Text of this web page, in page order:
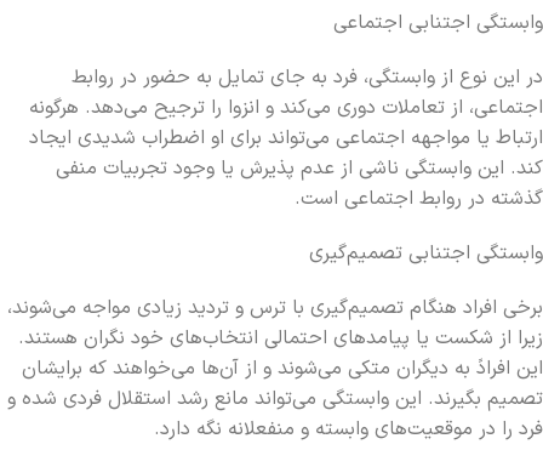
وابستگی اجتنابی اجتماعی
در این نوع از وابستگی، فرد به جای تمایل به حضور در روابط
اجتماعی، از تعاملات دوری می‌کند و انزوا را ترجیح می‌دهد. هرگونه
ارتباط یا مواجهه اجتماعی می‌تواند برای او اضطراب شدیدی ایجاد
کند. این وابستگی ناشی از عدم پذیرش یا وجود تجربیات منفی
گذشته در روابط اجتماعی است.
وابستگی اجتنابی تصمیم‌گیری
برخی افراد هنگام تصمیم‌گیری با ترس و تردید زیادی مواجه می‌شوند،
زیرا از شکست یا پیامدهای احتمالی انتخاب‌های خود نگران هستند.
این افرادً به دیگران متکی می‌شوند و از آن‌ها می‌خواهند که برایشان
تصمیم بگیرند. این وابستگی می‌تواند مانع رشد استقلال فردی شده و
فرد را در موقعیت‌های وابسته و منفعلانه نگه دارد.